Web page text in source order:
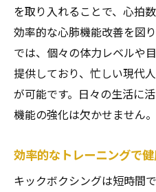
を取り入れることで、心拍
効率的な心肺機能改善を図
では、個々の体力レベルや
提供しており、忙しい現代
が可能です。日々の生活に
機能の強化は欠かせません。
効率的なトレーニングで
キックボクシングは短時間